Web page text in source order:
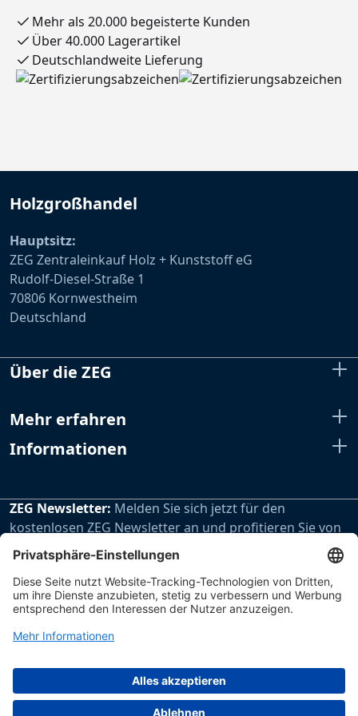
Mehr als 20.000 begeisterte Kunden
Über 40.000 Lagerartikel
Deutschlandweite Lieferung
Holzgroßhandel
Hauptsitz:
ZEG Zentraleinkauf Holz + Kunststoff eG
Rudolf-Diesel-Straße 1
70806 Kornwestheim
Deutschland
Über die ZEG
Mehr erfahren
Informationen
ZEG Newsletter: Melden Sie sich jetzt für den
kostenlosen ZEG Newsletter an und profitieren Sie von
den extra Vorteilen unseres regelmäßig erscheinenden
Newsletters.
Zur Newsletteranmeldung
Impressum Datenschutz Hinweisgebersystem